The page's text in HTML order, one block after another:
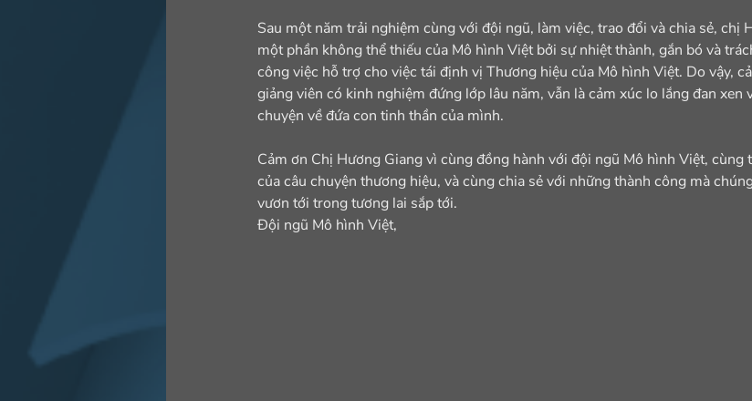
Sau một năm trải nghiệm cùng với đội ngũ, làm việc, trao đổi và chia sẻ, chị
một phần không thể thiếu của Mô hình Việt bởi sự nhiệt thành, gắn bó và
công việc hỗ trợ cho việc tái định vị Thương hiệu của Mô hình Việt. Do vậy,
giảng viên có kinh nghiệm đứng lớp lâu năm, vẫn là cảm xúc lo lắng đan xen
chuyện về đứa con tinh thần của mình.
Cảm ơn Chị Hương Giang vì cùng đồng hành với đội ngũ Mô hình Việt, cùng
của câu chuyện thương hiệu, và cùng chia sẻ với những thành công mà
vươn tới trong tương lai sắp tới.
Đội ngũ Mô hình Việt,